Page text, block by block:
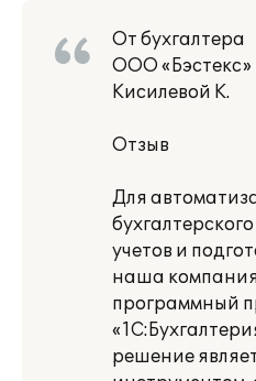
От бухгалтера
ООО «Бэстекс»
Кисилевой К.
Отзыв
Для
учетов и
наша
программный
решение